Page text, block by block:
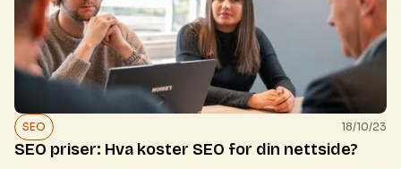
SEO 18/10/23
SEO priser: Hva koster SEO for din nettside?